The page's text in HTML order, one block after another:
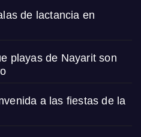
de lactancia en
playas de Nayarit son
a las fiestas de la